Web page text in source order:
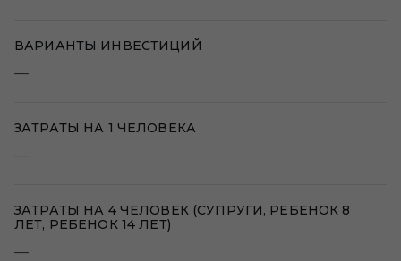
ВАРИАНТЫ ИНВЕСТИЦИЙ
—
ЗАТРАТЫ НА 1 ЧЕЛОВЕКА
—
ЗАТРАТЫ НА 4 ЧЕЛОВЕК (СУПРУГИ, РЕБЕНОК 8
ЛЕТ, РЕБЕНОК 14 ЛЕТ)
—